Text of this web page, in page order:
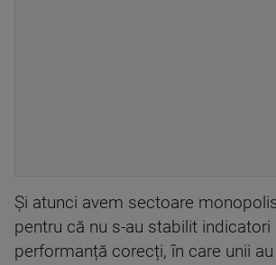
Și atunci avem sectoare
pentru că nu s-au stabilit indicatori
performanță corecți, în care unii